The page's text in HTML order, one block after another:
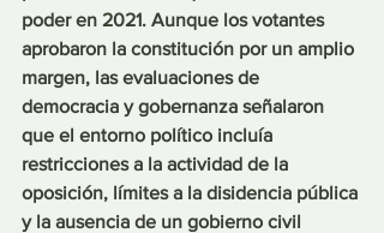
poder en 2021. Aunque los votantes
aprobaron la constitución por un amplio
margen, las evaluaciones de
democracia y gobernanza señalaron
que el entorno político incluía
restricciones a la actividad de la
oposición, límites a la disidencia pública
y la ausencia de un gobierno civil